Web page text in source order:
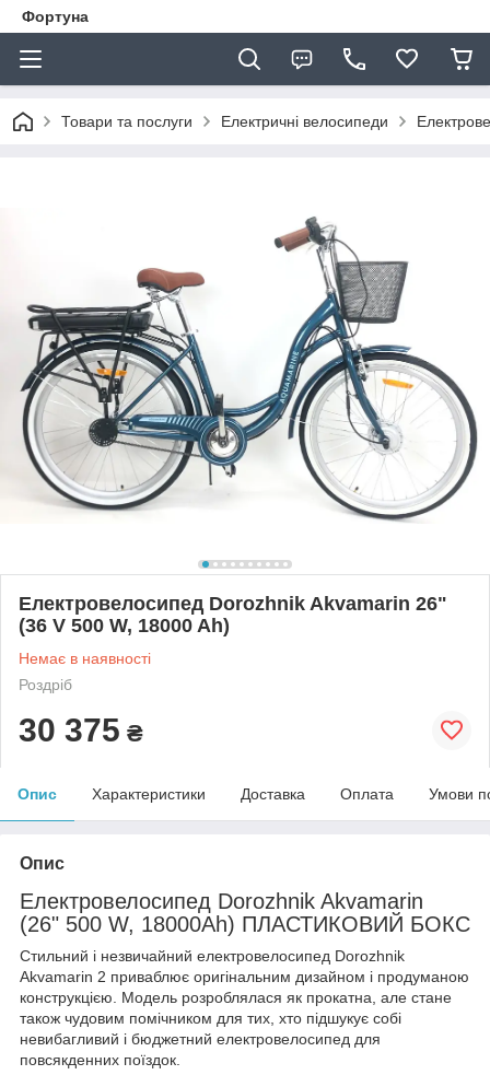
Фортуна
Товари та послуги Електричні велосипеди
Електровелосипед Dorozhnik Akvamarin 26"
(36 V 500 W, 18000 Ah)
Немає в наявності
Роздріб
30 375 ₴
Опис Характеристики Доставка Оплата Умови
Опис
Електровелосипед Dorozhnik Akvamarin
(26" 500 W, 18000Ah) ПЛАСТИКОВИЙ БОКС
Стильний і незвичайний електровелосипед Dorozhnik
Akvamarin 2 приваблює оригінальним дизайном і продуманою
конструкцією. Модель розроблялася як прокатна, але стане
також чудовим помічником для тих, хто підшукує собі
невибагливий і бюджетний електровелосипед для
повсякденних поїздок.